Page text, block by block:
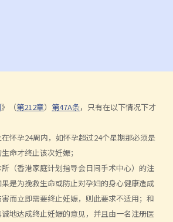
》（第212章） 第47A条，只有在以下情况下才
怀孕24周内，如怀孕超过24个星期那必须是
命才终止该次妊娠；
（香港家庭计划指导会日间手术中心）的注
是为挽救生命或防止对孕妇的身心健康造成
而立即需要终止妊娠，则此要求不适用；和
地达成终止妊娠的意见，并且由一名注册医
结婚，是否需要通知香港政府更新我的婚姻状
婚，但担心在香港不被承认。我可以在香港登